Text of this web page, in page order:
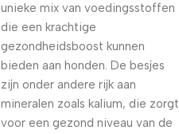
unieke mix van voedingsstoffen
die een krachtige
gezondheidsboost kunnen
bieden aan honden. De besjes
zijn onder andere rijk aan
mineralen zoals kalium, die zorgt
voor een gezond niveau van de